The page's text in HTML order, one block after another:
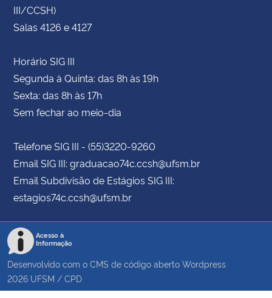
III/CCSH)
Salas 4126 e 4127
Horário SIG III
Segunda à Quinta: das 8h às 19h
Sexta: das 8h às 17h
Sem fechar ao meio-dia
Telefone SIG III - (55)3220-9260
Email SIG III: graduacao74c.ccsh@ufsm.br
Email Subdivisão de Estágios SIG III:
estagios74c.ccsh@ufsm.br
Acesso à
Informação
Desenvolvido com o CMS de código aberto Wordpress
2026 UFSM / CPD